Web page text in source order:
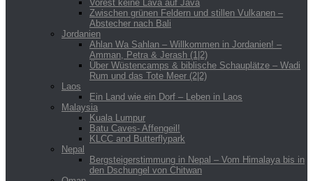
Vorest keine Lava auf Java
Zwischen grünen Feldern und stillen Vulkanen –
Abstecher nach Bali
Jordanien
Ahlan Wa Sahlan – Willkommen in Jordanien! –
Amman, Petra & Jerash (1|2)
Über Wüstencamps & biblische Schauplätze – Wadi
Rum und das Tote Meer (2|2)
Laos
Ein Land wie ein Dorf – Leben in Laos
Malaysia
Kuala Lumpur
Batu Caves- Affengeil!
KLCC and Butterflypark
Nepal
Bergsteigerstimmung in Nepal – Vom Himalaya bis in
den Dschungel von Chitwan